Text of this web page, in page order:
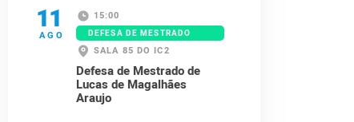
11
AGO
15:00
DEFESA DE MESTRADO
SALA 85 DO IC2
Defesa de Mestrado de
Lucas de Magalhães
Araujo